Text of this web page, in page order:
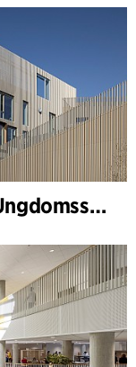
Skolen på Islands Brygge, Ungdomsskole